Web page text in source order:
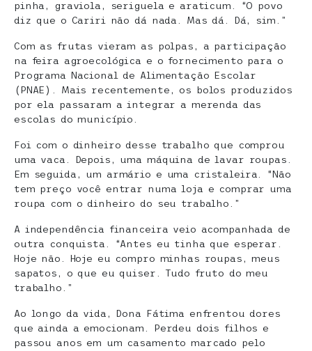
pinha, graviola, seriguela e araticum. “O povo
diz que o Cariri não dá nada. Mas dá. Dá, sim.”
Com as frutas vieram as polpas, a participação
na feira agroecológica e o fornecimento para o
Programa Nacional de Alimentação Escolar
(PNAE). Mais recentemente, os bolos produzidos
por ela passaram a integrar a merenda das
escolas do município.
Foi com o dinheiro desse trabalho que comprou
uma vaca. Depois, uma máquina de lavar roupas.
Em seguida, um armário e uma cristaleira. “Não
tem preço você entrar numa loja e comprar uma
roupa com o dinheiro do seu trabalho.”
A independência financeira veio acompanhada de
outra conquista. “Antes eu tinha que esperar.
Hoje não. Hoje eu compro minhas roupas, meus
sapatos, o que eu quiser. Tudo fruto do meu
trabalho.”
Ao longo da vida, Dona Fátima enfrentou dores
que ainda a emocionam. Perdeu dois filhos e
passou anos em um casamento marcado pelo